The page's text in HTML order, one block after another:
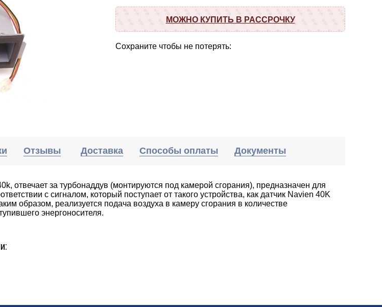
МОЖНО КУПИТЬ В РАССРОЧКУ
Сохраните чтобы не потерять:
Отзывы Доставка Способы оплаты Документы
отвечает за турбонаддув (монтируются под камерой сгорания), предназначен для
с сигналом, который поступает от такого устройства, как датчик Navien 40K
образом, реализуется подача воздуха в камеру сгорания в количестве
энергоносителя.